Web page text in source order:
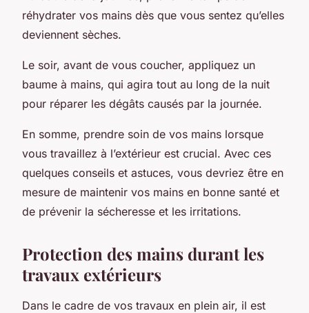
réhydrater vos mains dès que vous sentez qu’elles
deviennent sèches.
Le soir, avant de vous coucher, appliquez un
baume à mains, qui agira tout au long de la nuit
pour réparer les dégâts causés par la journée.
En somme, prendre soin de vos mains lorsque
vous travaillez à l’extérieur est crucial. Avec ces
quelques conseils et astuces, vous devriez être en
mesure de maintenir vos mains en bonne santé et
de prévenir la sécheresse et les irritations.
Protection des mains durant les
travaux extérieurs
Dans le cadre de vos travaux en plein air, il est